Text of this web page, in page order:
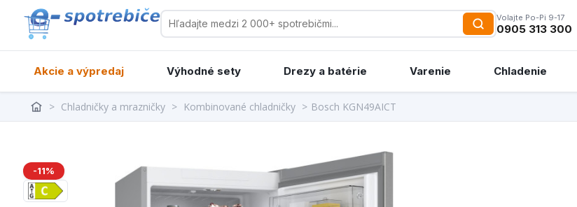
Volajte Po-Pi 9-17
0905 313 300
Akcie a výpredaj Výhodné sety Drezy a batérie Varenie Chladenie
> Chladničky a mrazničky > Kombinované chladničky > Bosch KGN49AICT
-11%